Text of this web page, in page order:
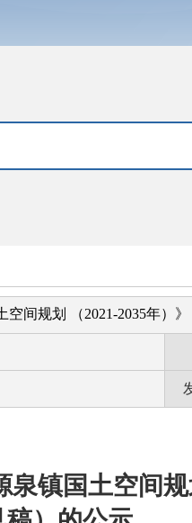
间规划 （2021-2035年）
镇国土空间